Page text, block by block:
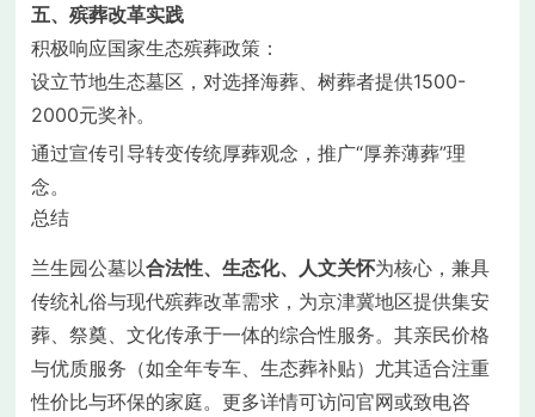
五、殡葬改革实践
积极响应国家生态殡葬政策：
设立节地生态墓区，对选择海葬、树葬者提供1500-
2000元奖补。
通过宣传引导转变传统厚葬观念，推广“厚养薄葬”理
念。
总结
兰生园公墓以合法性、生态化、人文关怀为核心，兼具
传统礼俗与现代殡葬改革需求，为京津冀地区提供集安
葬、祭奠、文化传承于一体的综合性服务。其亲民价格
与优质服务（如全年专车、生态葬补贴）尤其适合注重
性价比与环保的家庭。更多详情可访问官网或致电咨